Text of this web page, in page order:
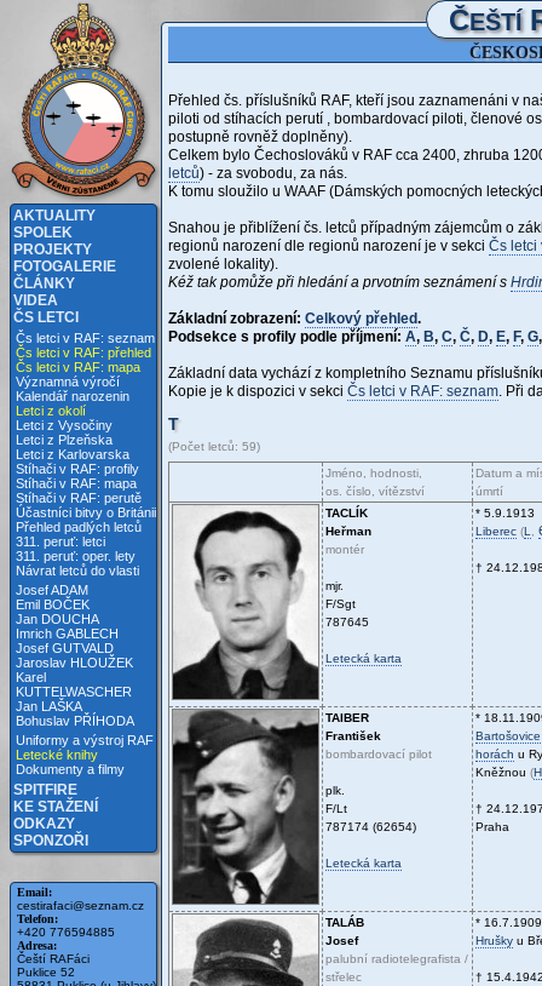
AKTUALITY
SPOLEK
PROJEKTY
FOTOGALERIE
ČLÁNKY
VIDEA
ČS LETCI
Čs letci v RAF: seznam
Čs letci v RAF: přehled
Čs letci v RAF: mapa
Významná výročí
Kalendář narozenin
Letci z okolí
Letci z Vysočiny
Letci z Plzeňska
Letci z Karlovarska
Stíhači v RAF: profily
Stíhači v RAF: mapa
Stíhači v RAF: perutě
Účastníci bitvy o Británii
Přehled padlých letců
311. peruť: letci
311. peruť: oper. lety
Návrat letců do vlasti
Josef ADAM
Emil BOČEK
Jan DOUCHA
Imrich GABLECH
Josef GUTVALD
Jaroslav HLOUŽEK
Karel
KUTTELWASCHER
Jan LAŠKA
Bohuslav PŘÍHODA
Uniformy a výstroj RAF
Letecké knihy
Dokumenty a filmy
SPITFIRE
KE STAŽENÍ
ODKAZY
SPONZOŘI
Email:
cestirafaci@seznam.cz
Telefon:
+420 776594885
Adresa:
Čeští RAFáci
Puklice 52
ČEŠTÍ
Přehled čs. příslušníků RAF, kteří jsou zaznamenáni v
piloti od stíhacích perutí , bombardovací piloti, členové
postupně rovněž doplněny).
Celkem bylo Čechoslováků v RAF cca 2400, zhruba
letců) - za svobodu, za nás.
K tomu sloužilo u WAAF (Dámských pomocných
Snahou je přiblížení čs. letců případným zájemcům o
regionů narození dle regionů narození je v sekci Čs letci
zvolené lokality).
Kéž tak pomůže při hledání a prvotním seznámení s
Základní zobrazení: Celkový přehled.
Podsekce s profily podle příjmení: A, B, C, Č, D, E, F, G
Základní data vychází z kompletního Seznamu
Kopie je k dispozici v sekci Čs letci v RAF: seznam. Při
T
(Počet letců: 59)
Jméno, hodnosti,
os. číslo, vítězství
Datum a
úmrtí
TACLÍK
Heřman
montér
mjr.
F/Sgt
787645
Letecká karta
* 5.9.1913
Liberec (L
†
TAIBER
František
bombardovací pilot
plk.
F/Lt
787174 (62654)
Letecká karta
*
horách u
Kněžnou (H
†
Praha
TALÁB
Josef
palubní radiotelegrafista /
střelec
* 16.7.1909
Hrušky u
†